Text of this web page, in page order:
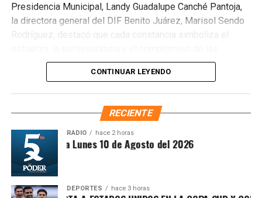
Recibe las noticias al instante
Presidencia Municipal, Landy Guadalupe Canché Pantoja,
la directora general del DIF Benito Juárez, Marisol Sendo
Rodríguez, destacó que cada constancia simboliza el
participantes por adquirir nuevas habilidades que les
permitan mejorar su calidad de vida y ampliar sus
fortalecen la confianza, el sentido de pertenencia y la
construcción de una comunidad más preparada y
participativa.
CONTINUAR LEYENDO
RECIENTE
RADIO hace 2 horas
Matutina Lunes 10 de Agosto del 2026
DEPORTES hace 3 horas